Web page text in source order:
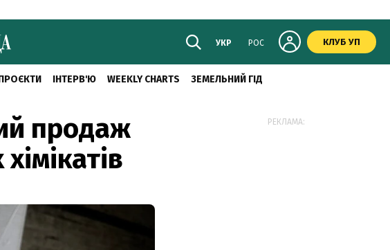
УКР РОС КЛУБ УП
ІНТЕРВ'Ю WEEKLY CHARTS ЗЕМЕЛЬНИЙ ГІД
продаж
РЕКЛАМА: